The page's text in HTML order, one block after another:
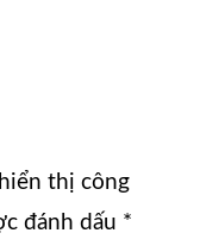
thị công
đánh dấu *